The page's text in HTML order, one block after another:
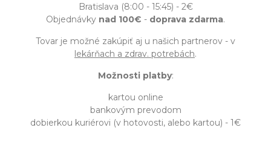
Bratislava (8:00 - 15:45) - 2€
Objednávky nad 100€ - doprava zdarma.
Tovar je možné zakúpiť aj u našich partnerov - v
lekárňach a zdrav. potrebách.
Možnosti platby:
kartou online
bankovým prevodom
dobierkou kuriérovi (v hotovosti, alebo kartou) - 1€